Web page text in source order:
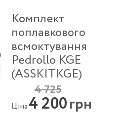
Комплект
поплавкового
всмоктування
Pedrollo KGE
(ASSKITKGE)
Ціна
4 725
4 200грн